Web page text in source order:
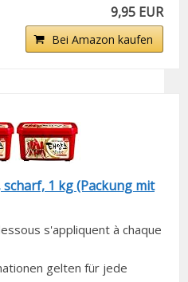
9,95 EUR
Bei Amazon kaufen
1 kg (Packung mit
s'appliquent à chaque
gelten für jede